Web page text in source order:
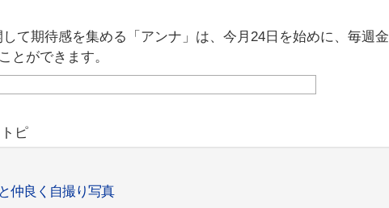
て期待感を集める「アンナ」は、今月24日を始めに、毎週金
とができます。
ピ
仲良く自撮り写真